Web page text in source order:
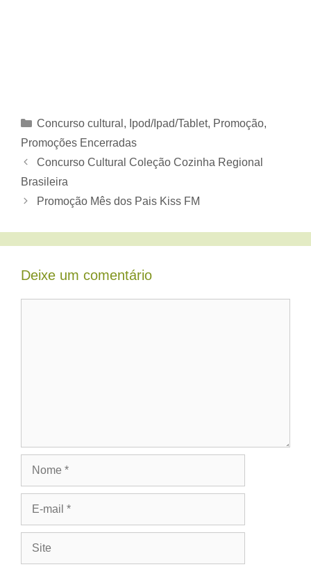
Categorias
Concurso cultural , Ipod/Ipad/Tablet, Promoção,
Promoções Encerradas
Concurso Cultural Coleção Cozinha Regional
Brasileira
Promoção Mês dos Pais Kiss FM
Deixe um comentário